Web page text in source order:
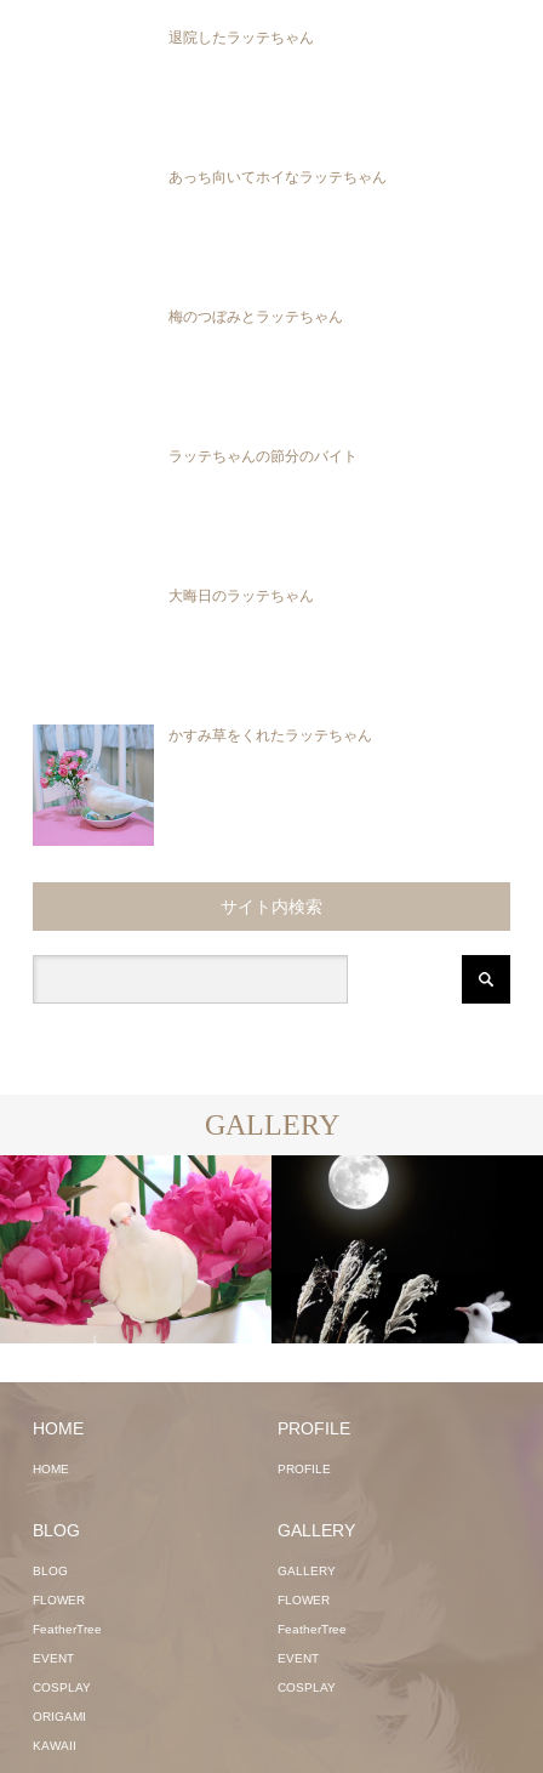
退院したラッテちゃん
あっち向いてホイなラッテちゃん
梅のつぼみとラッテちゃん
ラッテちゃんの節分のバイト
大晦日のラッテちゃん
かすみ草をくれたラッテちゃん
サイト内検索
GALLERY
HOME
HOME
PROFILE
PROFILE
BLOG
BLOG
FLOWER
FeatherTree
EVENT
COSPLAY
ORIGAMI
KAWAII
GALLERY
GALLERY
FLOWER
FeatherTree
EVENT
COSPLAY